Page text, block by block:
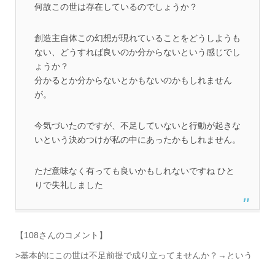
何故この世は存在しているのでしょうか？
創造主自体この幻想が現れていることをどうしようも
ない、どうすれば良いのか分からないという感じでし
ょうか？
分かるとか分からないとかもないのかもしれません
が。
今気づいたのですが、不足していないと行動が起きな
いという決めつけが私の中にあったかもしれません。
ただ意味なく有っても良いかもしれないですね ひと
りで失礼しました
【108さんのコメント】
>基本的にこの世は不足前提で成り立ってませんか？→という